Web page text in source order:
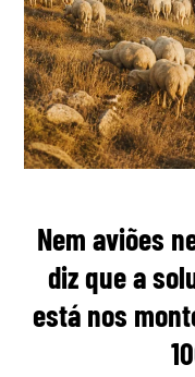
Nem aviões
diz que a
está nos